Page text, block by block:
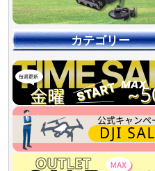
カテゴリー